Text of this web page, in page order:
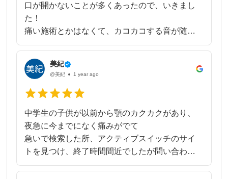
口が開かないことが多くあったので、いきまし
た！
痛い施術とかはなくて、カコカコする音が随分
小さくなり、前よりもスムーズに開くようにな
長年顎関節症だったこともあり、完全には治る
ことはなかったですが、日常生活は随分楽にな
りました！
セルフケアの仕方も教えてもらったので、実践
していこうと思います。
私は三度通いましたが、一度でも随分良くなっ
たので、なにか体で困ってる人がいたら、一度
は行ってみたらいいと思いました！
美紀
@美紀 1 year ago
中学生の子供が以前から顎のカクカクがあり、
夜急に今までになく痛みがでて
急いで検索した所、アクティブスイッチのサイ
トを見つけ、終了時間間近でしたが問い合わせ
をした所、次の日みていただけ